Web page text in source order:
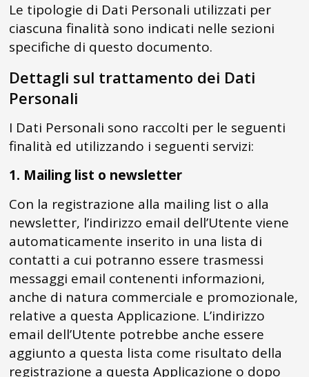
Le tipologie di Dati Personali utilizzati per
ciascuna finalità sono indicati nelle sezioni
specifiche di questo documento.
Dettagli sul trattamento dei Dati
Personali
I Dati Personali sono raccolti per le seguenti
finalità ed utilizzando i seguenti servizi:
1. Mailing list o newsletter
Con la registrazione alla mailing list o alla
newsletter, l’indirizzo email dell’Utente viene
automaticamente inserito in una lista di
contatti a cui potranno essere trasmessi
messaggi email contenenti informazioni,
anche di natura commerciale e promozionale,
relative a questa Applicazione. L’indirizzo
email dell’Utente potrebbe anche essere
aggiunto a questa lista come risultato della
registrazione a questa Applicazione o dopo